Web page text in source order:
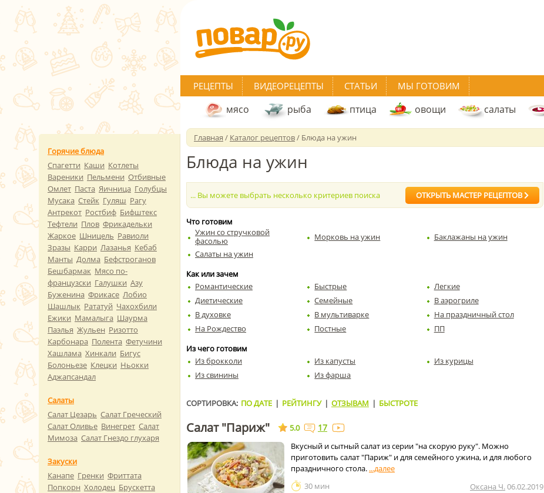
РЕЦЕПТЫ ВИДЕОРЕЦЕПТЫ СТАТЬИ МЫ ГОТОВИМ
мясо рыба птица овощи салаты
Главная / Каталог рецептов/ Блюда на ужин
Блюда на ужин
... Вы можете выбрать несколько критериев поиска ОТКРЫТЬ МАСТЕР РЕЦЕПТОВ
Что готовим
Ужин со стручковой
фасолью
Морковь на ужин
Баклажаны на ужин
Салаты на ужин
Как или зачем
Романтические
Быстрые
Легкие
Диетические
Семейные
В аэрогриле
В духовке
В мультиварке
На праздничный стол
На Рождество
Постные
ПП
Из чего готовим
Из брокколи
Из капусты
Из курицы
Из свинины
Из фарша
СОРТИРОВКА: ПО ДАТЕ | РЕЙТИНГУ | ОТЗЫВАМ | БЫСТРОТЕ
Салат "Париж" 5.0 17
Вкусный и сытный салат из серии "на скорую руку". Можно
приготовить салат "Париж" и для семейного ужина, и для любого
праздничного стола.
30 мин
Оксана Ч.06.02.2019
Горячие блюда
Спагетти Каши Котлеты
Вареники Пельмени Отбивные
Омлет Паста Яичница Голубцы
Мусака Стейк Гуляш Рагу
Антрекот Ростбиф Бифштекс
Тефтели Плов Фрикадельки
Жаркое Шницель Равиоли
Зразы Карри Лазанья Кебаб
Манты Долма Бефстроганов
Бешбармак Мясо по-
французски Галушки Азу
Буженина Фрикасе Лобио
Шашлык Рататуй Чахохбили
Ежики Мамалыга Шаурма
Паэлья Жульен Ризотто
Карбонара Полента Фетучини
Хашлама Хинкали Бигус
Болоньезе Клецки Ньокки
Аджапсандал
Салаты
Салат Цезарь Салат Греческий
Салат Оливье Винегрет Салат
Мимоза Салат Гнездо глухаря
Закуски
Канапе Гренки Фриттата
Попкорн Холодец Брускетта